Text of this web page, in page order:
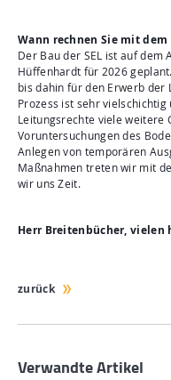
Wann rechnen Sie mit dem
Der Bau der SEL ist auf dem
Hüffenhardt für 2026
bis dahin für den Erwerb der
Prozess ist sehr
Leitungsrechte viele weitere
Voruntersuchungen des
Anlegen von temporären
Maßnahmen treten wir mit
wir uns Zeit.
Herr Breitenbücher, vielen
zurück
Verwandte Artikel